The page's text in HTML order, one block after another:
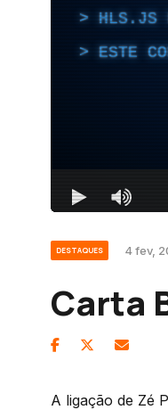
DESTAQUES 4 fev,
Carta
A ligação de Zé